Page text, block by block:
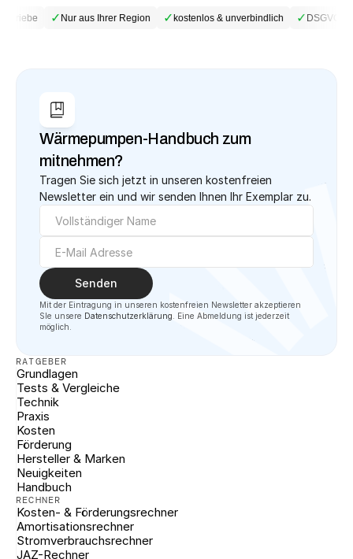
✓Nur aus Ihrer Region ✓kostenlos & unverbindlich ✓DSGVO-
Wärmepumpen-Handbuch zum
mitnehmen?
Tragen Sie sich jetzt in unseren kostenfreien
Newsletter ein und wir senden Ihnen Ihr Exemplar zu.
Senden
Mit der Eintragung in unseren kostenfreien Newsletter akzeptieren
SIe unsere Datenschutzerklärung . Eine Abmeldung ist jederzeit
möglich.
RATGEBER
Grundlagen
Tests & Vergleiche
Technik
Praxis
Kosten
Förderung
Hersteller & Marken
Neuigkeiten
Handbuch
RECHNER
Kosten- & Förderungsrechner
Amortisationsrechner
Stromverbrauchsrechner
JAZ-Rechner